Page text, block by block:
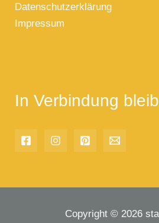
Datenschutzerklärung
Impressum
In Verbindung
Copyright © 2026